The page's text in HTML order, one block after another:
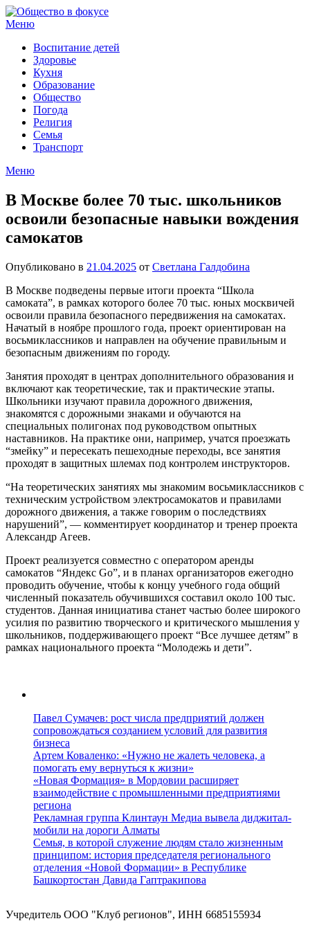
Перейти
к
Меню
Воспитание детей
Здоровье
Кухня
Образование
Общество
Погода
Религия
Семья
Транспорт
Меню
В Москве более 70 тыс. школьников
освоили безопасные навыки вождения
самокатов
Опубликовано в 21.04.2025 от Светлана Галдобина
В Москве подведены первые итоги проекта “Школа
самоката”, в рамках которого более 70 тыс. юных москвичей
освоили правила безопасного передвижения на самокатах.
Начатый в ноябре прошлого года, проект ориентирован на
восьмиклассников и направлен на обучение правильным и
безопасным движениям по городу.
Занятия проходят в центрах дополнительного образования и
включают как теоретические, так и практические этапы.
Школьники изучают правила дорожного движения,
знакомятся с дорожными знаками и обучаются на
специальных полигонах под руководством опытных
наставников. На практике они, например, учатся проезжать
“змейку” и пересекать пешеходные переходы, все занятия
проходят в защитных шлемах под контролем инструкторов.
“На теоретических занятиях мы знакомим восьмиклассников с
техническим устройством электросамокатов и правилами
дорожного движения, а также говорим о последствиях
нарушений”, — комментирует координатор и тренер проекта
Александр Агеев.
Проект реализуется совместно с оператором аренды
самокатов “Яндекс Go”, и в планах организаторов ежегодно
проводить обучение, чтобы к концу учебного года общий
численный показатель обучившихся составил около 100 тыс.
студентов. Данная инициатива станет частью более широкого
усилия по развитию творческого и критического мышления у
школьников, поддерживающего проект “Все лучшее детям” в
рамках национального проекта “Молодежь и дети”.
Павел Сумачев: рост числа предприятий должен
сопровождаться созданием условий для развития
бизнеса
Артем Коваленко: «Нужно не жалеть человека, а
помогать ему вернуться к жизни»
«Новая Формация» в Мордовии расширяет
взаимодействие с промышленными предприятиями
региона
Рекламная группа Клинтаун Медиа вывела диджитал-
мобили на дороги Алматы
Семья, в которой служение людям стало жизненным
принципом: история председателя регионального
отделения «Новой Формации» в Республике
Башкортостан Давида Гаптракипова
Учредитель ООО "Клуб регионов", ИНН 6685155934